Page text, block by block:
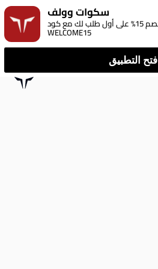
سكوات وولف
نزل تطبيقنا وخصم 15% على أول طلب لك مع كود:
WELCOME15
افتح التطبيق